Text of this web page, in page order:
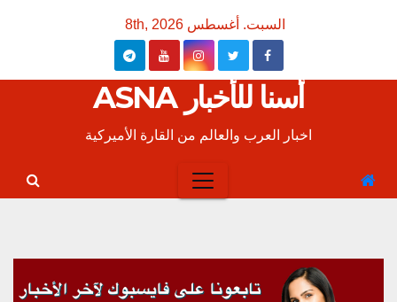
السبت. أغسطس 8th, 2026
أسنا للأخبار ASNA
اخبار العرب والعالم من القارة الأميركية